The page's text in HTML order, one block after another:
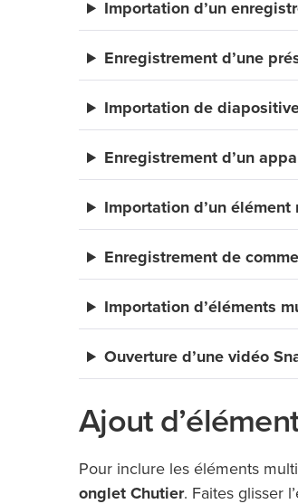
Importation d’un
Enregistrement d’une
Importation de
Enregistrement d’un
Importation d’un
Enregistrement de
Importation d’éléments
Ouverture d’une vidéo
Ajout
Pour inclure les éléments
onglet Chutier. Faites glisser